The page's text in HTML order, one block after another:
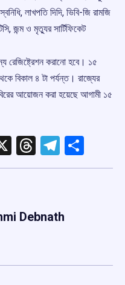
লাখপতি দিদি, ভিবি-জি রামজি
জন্ম ও মৃত্যুর সার্টিফিকেট
রেজিষ্ট্রেশন করানো হবে। ১৫
বিকাল ৪ টা পর্যন্ত। রাজ্যের
আয়োজন করা হয়েছে আগামী ১৫
X Threads
Debnath